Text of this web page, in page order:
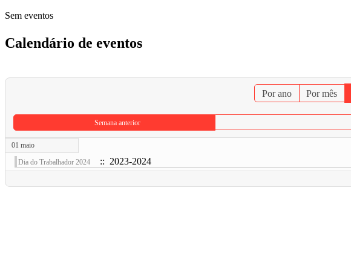
Sem eventos
Calendário de eventos
Por ano Por mês
Semana anterior
01 maio
Dia do Trabalhador 2024
:: 2023-2024